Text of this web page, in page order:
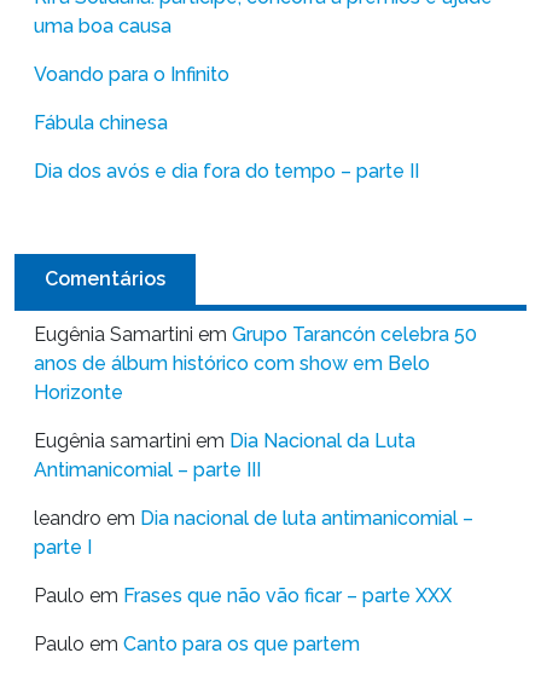
uma boa causa
Voando para o Infinito
Fábula chinesa
Dia dos avós e dia fora do tempo – parte II
Comentários
Eugênia Samartini em Grupo Tarancón celebra 50
anos de álbum histórico com show em Belo
Horizonte
Eugênia samartini em Dia Nacional da Luta
Antimanicomial – parte III
leandro em Dia nacional de luta antimanicomial –
parte I
Paulo em Frases que não vão ficar – parte XXX
Paulo em Canto para os que partem